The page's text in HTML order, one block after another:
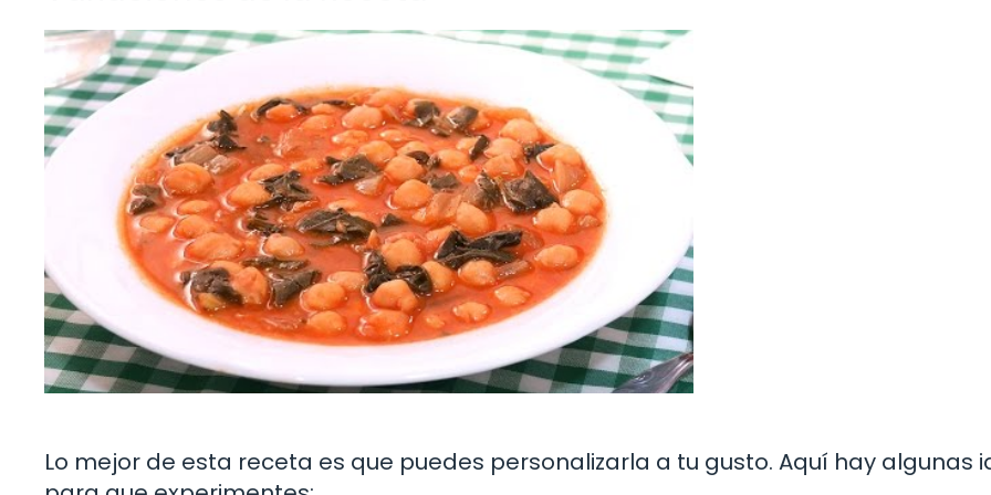
Lo mejor de esta receta es que puedes personalizarla a tu gusto. Aquí hay algunas